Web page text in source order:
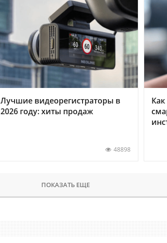
Лучшие видеорегистраторы в
2026 году: хиты продаж
48898
ПОКАЗАТЬ ЕЩЕ